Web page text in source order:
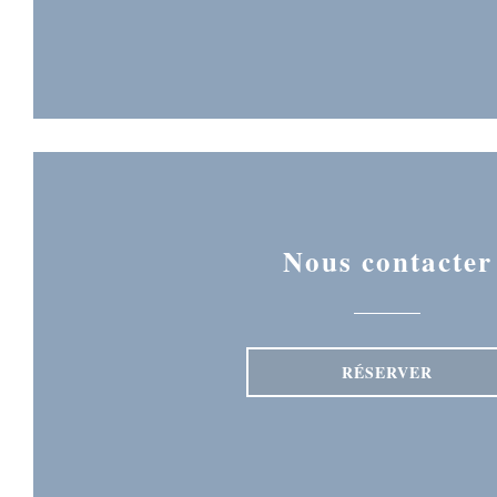
Nous contacter
RÉSERVER